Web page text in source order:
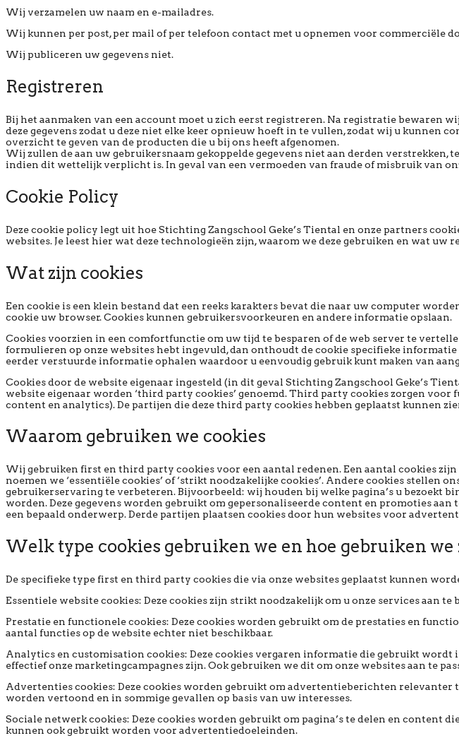
Wij verzamelen uw naam en e-mailadres.
Wij kunnen per post, per mail of per telefoon contact met u opnemen voor commerciële
Wij publiceren uw gegevens niet.
Registreren
Bij het aanmaken van een account moet u zich eerst registreren. Na registratie bewaren
deze gegevens zodat u deze niet elke keer opnieuw hoeft in te vullen, zodat wij u
overzicht te geven van de producten die u bij ons heeft afgenomen.
Wij zullen de aan uw gebruikersnaam gekoppelde gegevens niet aan derden
indien dit wettelijk verplicht is. In geval van een vermoeden van fraude of misbruik van
Cookie Policy
Deze cookie policy legt uit hoe Stichting Zangschool Geke’s Tiental en onze partners
websites. Je leest hier wat deze technologieën zijn, waarom we deze gebruiken en wat
Wat zijn cookies
Een cookie is een klein bestand dat een reeks karakters bevat die naar uw computer
cookie uw browser. Cookies kunnen gebruikersvoorkeuren en andere informatie opslaan.
Cookies voorzien in een comfortfunctie om uw tijd te besparen of de web server te
formulieren op onze websites hebt ingevuld, dan onthoudt de cookie specifieke
eerder verstuurde informatie ophalen waardoor u eenvoudig gebruik kunt maken van
Cookies door de website eigenaar ingesteld (in dit geval Stichting Zangschool Geke’s
website eigenaar worden ‘third party cookies’ genoemd. Third party cookies zorgen
content en analytics). De partijen die deze third party cookies hebben geplaatst kunnen
Waarom gebruiken we cookies
Wij gebruiken first en third party cookies voor een aantal redenen. Een aantal cookies
noemen we ‘essentiële cookies’ of ‘strikt noodzakelijke cookies’. Andere cookies
gebruikerservaring te verbeteren. Bijvoorbeeld: wij houden bij welke pagina’s u bezoekt
worden. Deze gegevens worden gebruikt om gepersonaliseerde content en promoties
een bepaald onderwerp. Derde partijen plaatsen cookies door hun websites voor
Welk type cookies gebruiken we en hoe gebruiken we
De specifieke type first en third party cookies die via onze websites geplaatst kunnen
Essentiele website cookies: Deze cookies zijn strikt noodzakelijk om u onze services aan
Prestatie en functionele cookies: Deze cookies worden gebruikt om de prestaties en
aantal functies op de website echter niet beschikbaar.
Analytics en customisation cookies: Deze cookies vergaren informatie die gebruikt
effectief onze marketingcampagnes zijn. Ook gebruiken we dit om onze websites aan te
Advertenties cookies: Deze cookies worden gebruikt om advertentieberichten relevanter
worden vertoond en in sommige gevallen op basis van uw interesses.
Sociale netwerk cookies: Deze cookies worden gebruikt om pagina’s te delen en content
kunnen ook gebruikt worden voor advertentiedoeleinden.